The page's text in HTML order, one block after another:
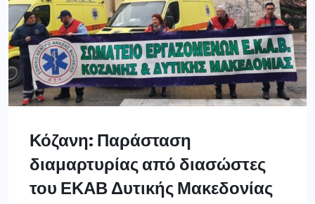
Κόζανη: Παράσταση
διαμαρτυρίας από διασώστες
του ΕΚΑΒ Δυτικής Μακεδονίας